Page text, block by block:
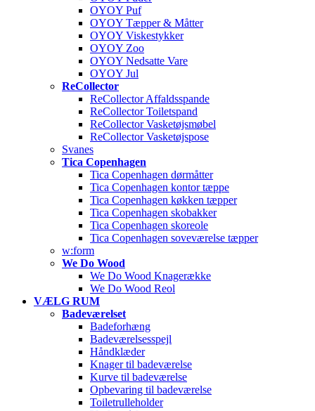
OYOY Puf
OYOY Tæpper & Måtter
OYOY Viskestykker
OYOY Zoo
OYOY Nedsatte Vare
OYOY Jul
ReCollector
ReCollector Affaldsspande
ReCollector Toiletspand
ReCollector Vasketøjsmøbel
ReCollector Vasketøjspose
Svanes
Tica Copenhagen
Tica Copenhagen dørmåtter
Tica Copenhagen kontor tæppe
Tica Copenhagen køkken tæpper
Tica Copenhagen skobakker
Tica Copenhagen skoreole
Tica Copenhagen soveværelse tæpper
w:form
We Do Wood
We Do Wood Knagerække
We Do Wood Reol
VÆLG RUM
Badeværelset
Badeforhæng
Badeværelsesspejl
Håndklæder
Knager til badeværelse
Kurve til badeværelse
Opbevaring til badeværelse
Toiletrulleholder